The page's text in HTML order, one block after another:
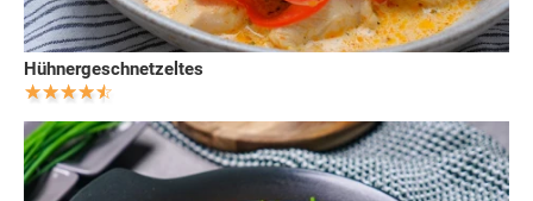
Hühnergeschnetzeltes